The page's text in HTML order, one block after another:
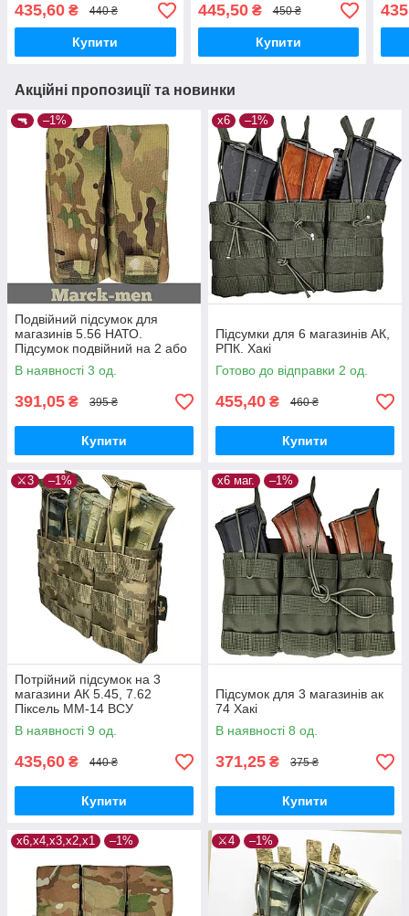
435,60 ₴ 440 ₴
Купити
445,50₴ 450 ₴
Купити
Акційні пропозиції та новинки
🔫 –1%
Подвійний підсумок для
магазинів 5.56 НАТО.
Підсумок подвійний на 2 або
4 магазини АR-15 5.56.
Multicam, закритий
В наявності 3 од.
391,05 ₴ 395 ₴
Купити
х6 –1%
Підсумки для 6 магазинів АК,
РПК. Хакі
Готово до відправки 2 од.
455,40 ₴ 460 ₴
Купити
⚔️3 –1%
Потрійний підсумок на 3
магазини АК 5.45, 7.62
Піксель ММ-14 ВСУ
В наявності 9 од.
435,60 ₴ 440 ₴
Купити
х6 маг. –1%
Підсумок для 3 магазинів ак
74 Хакі
В наявності 8 од.
371,25 ₴ 375 ₴
Купити
х6,х4,х3,х2,х1 –1% ⚔️4 –1%